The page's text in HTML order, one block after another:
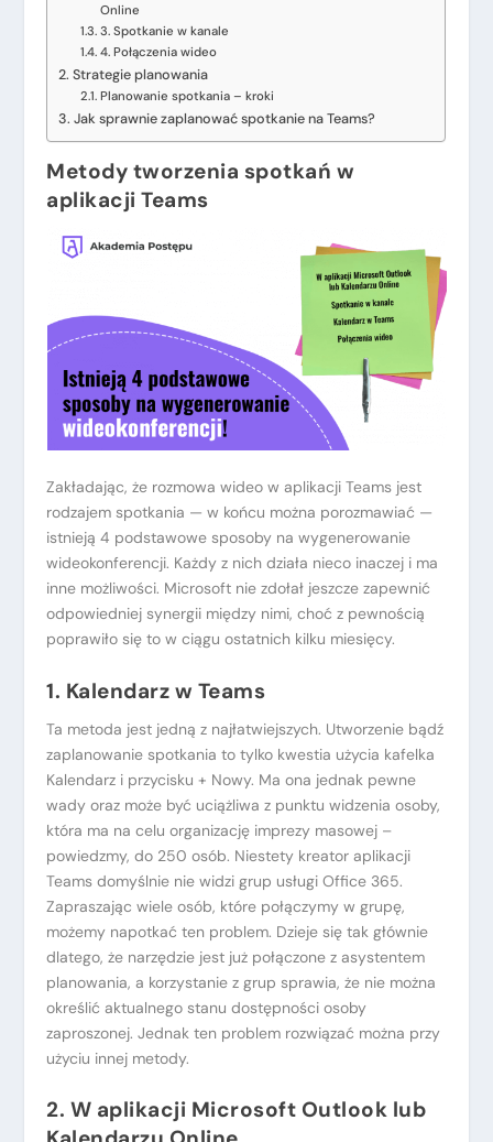
Online
3. Spotkanie w kanale
4. Połączenia wideo
Strategie planowania
Planowanie spotkania – kroki
Jak sprawnie zaplanować spotkanie na Teams?
Metody tworzenia spotkań w
aplikacji Teams
Zakładając, że rozmowa wideo w aplikacji Teams jest
rodzajem spotkania — w końcu można porozmawiać —
istnieją 4 podstawowe sposoby na wygenerowanie
wideokonferencji. Każdy z nich działa nieco inaczej i ma
inne możliwości. Microsoft nie zdołał jeszcze zapewnić
odpowiedniej synergii między nimi, choć z pewnością
poprawiło się to w ciągu ostatnich kilku miesięcy.
1. Kalendarz w Teams
Ta metoda jest jedną z najłatwiejszych. Utworzenie bądź
zaplanowanie spotkania to tylko kwestia użycia kafelka
Kalendarz i przycisku + Nowy. Ma ona jednak pewne
wady oraz może być uciążliwa z punktu widzenia osoby,
która ma na celu organizację imprezy masowej –
powiedzmy, do 250 osób. Niestety kreator aplikacji
Teams domyślnie nie widzi grup usługi Office 365.
Zapraszając wiele osób, które połączymy w grupę,
możemy napotkać ten problem. Dzieje się tak głównie
dlatego, że narzędzie jest już połączone z asystentem
planowania, a korzystanie z grup sprawia, że ​​nie można
określić aktualnego stanu dostępności osoby
zaproszonej. Jednak ten problem rozwiązać można przy
użyciu innej metody.
2. W aplikacji Microsoft Outlook lub